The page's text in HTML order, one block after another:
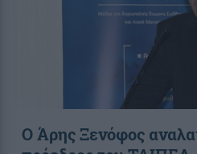
Ο Άρης Ξενόφος